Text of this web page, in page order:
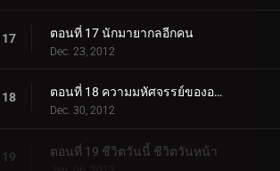
ตอนที่ 17 นักมายากลอีกคน
Dec. 23, 2012
ตอนที่ 18 ความมหัศจรรย์ของอาหาร
Dec. 30, 2012
ตอนที่ 19 ชีวิตวันนี้ ชีวิตวันหน้า